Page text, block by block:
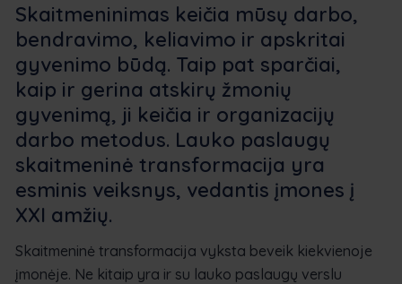
Skaitmeninimas keičia mūsų darbo,
bendravimo, keliavimo ir apskritai
gyvenimo būdą. Taip pat sparčiai,
kaip ir gerina atskirų žmonių
gyvenimą, ji keičia ir organizacijų
darbo metodus. Lauko paslaugų
skaitmeninė transformacija yra
esminis veiksnys, vedantis įmones į
XXI amžių.
Skaitmeninė transformacija vyksta beveik kiekvienoje
įmonėje. Ne kitaip yra ir su lauko paslaugų verslu